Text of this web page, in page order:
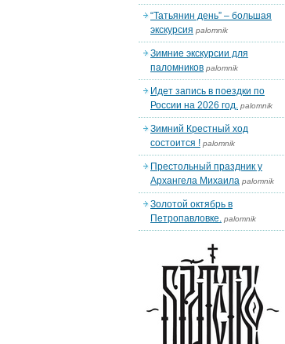
“Татьянин день” – большая
экскурсия palomnik
Зимние экскурсии для
паломников palomnik
Идет запись в поездки по
России на 2026 год. palomnik
Зимний Крестный ход
состоится ! palomnik
Престольный праздник у
Архангела Михаила palomnik
Золотой октябрь в
Петропавловке. palomnik